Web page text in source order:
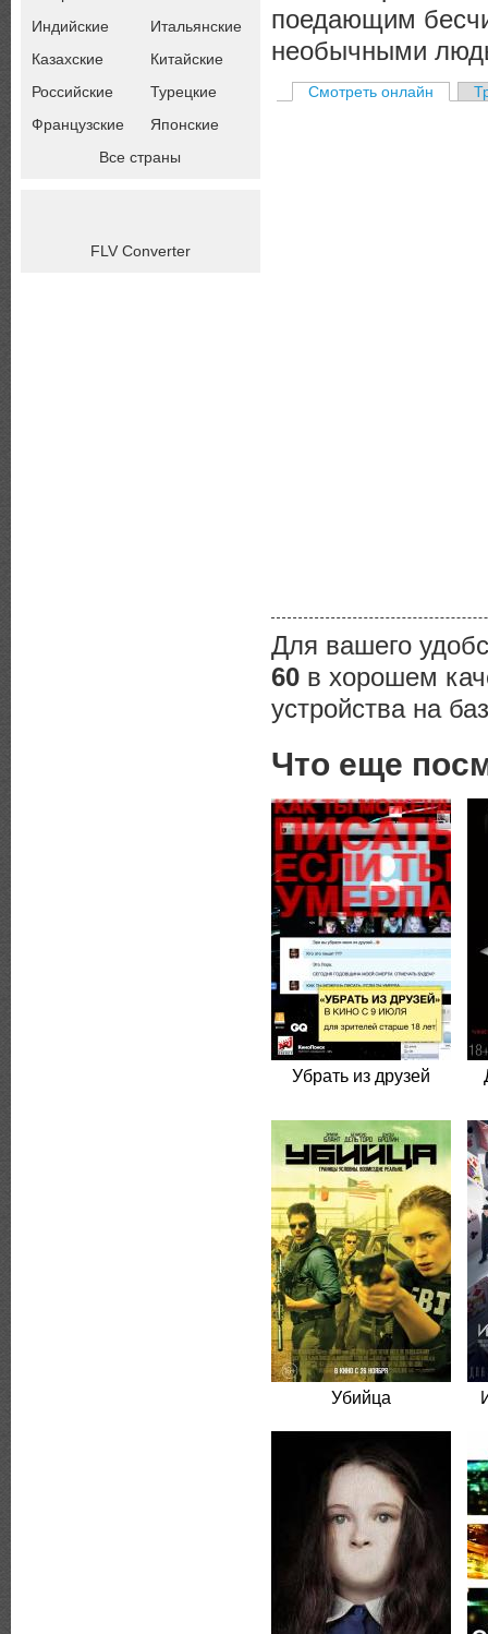
Индийские
Итальянские
Казахские
Китайские
Российские
Турецкие
Французские
Японские
Все страны
FLV Converter
поедающим
необычными
Смотреть онлайн
Для вашего
60 в хорошем
устройства на
Что еще
Убрать из друзей
Убийца